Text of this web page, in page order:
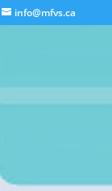
info@mfvs.ca